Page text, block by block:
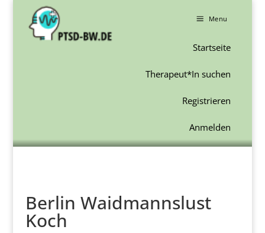
a Menu
Startseite
Therapeut*In suchen
Registrieren
Anmelden
Berlin Waidmannslust
Koch